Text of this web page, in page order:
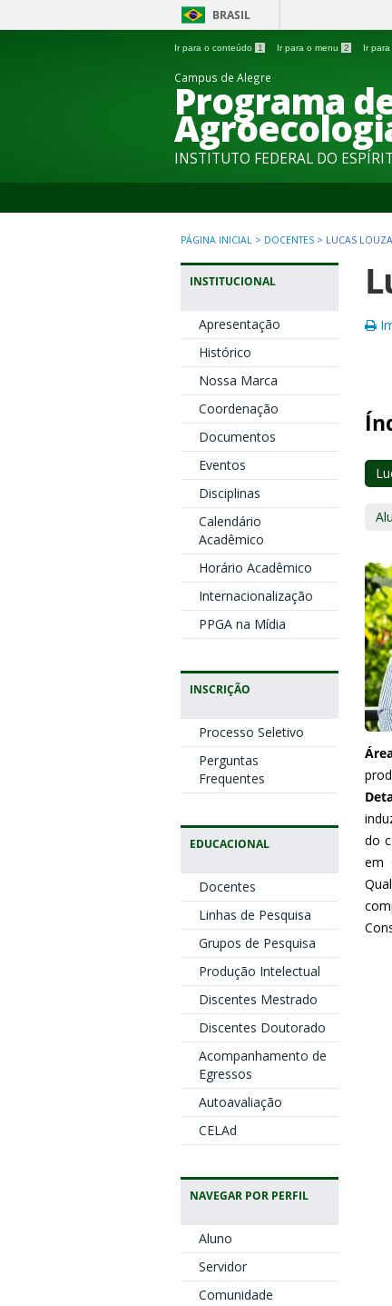
BRASIL
Ir para o conteúdo 1 Ir para o menu 2 Ir
Campus de Alegre
Programa
INSTITUTO FEDERAL DO
PÁGINA INICIAL > DOCENTES > LUCAS
INSTITUCIONAL
Apresentação
Histórico
Nossa Marca
Coordenação
Documentos
Eventos
Disciplinas
Calendário
Acadêmico
Horário Acadêmico
Internacionalização
PPGA na Mídia
INSCRIÇÃO
Processo Seletivo
Perguntas
Frequentes
EDUCACIONAL
Docentes
Linhas de Pesquisa
Grupos de Pesquisa
Produção Intelectual
Discentes Mestrado
Discentes Doutorado
Acompanhamento de
Egressos
Autoavaliação
CELAd
NAVEGAR POR PERFIL
Aluno
Servidor
Comunidade
do
em